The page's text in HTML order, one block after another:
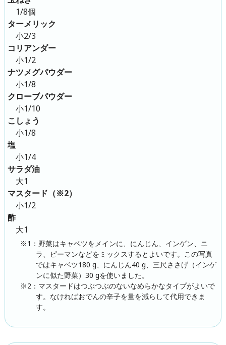
1/8個
ターメリック
小2/3
コリアンダー
小1/2
ナツメグパウダー
小1/8
クローブパウダー
小1/10
こしょう
小1/8
塩
小1/4
サラダ油
大1
マスタード（※2）
小1/2
酢
大1
※1：野菜はキャベツをメインに、にんじん、インゲン、ニ
ラ、ピーマンなどをミックスするとよいです。この写真
ではキャベツ180 g、にんじん40 g、三尺ささげ（インゲ
ンに似た野菜）30 gを使いました。
※2：マスタードはつぶつぶのないなめらかなタイプがよいで
す。なければおでんの辛子を量を減らして代用できま
す。